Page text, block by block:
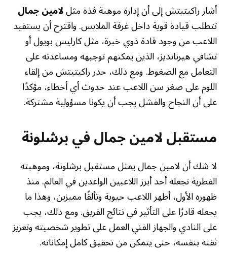
أشار راكيتيتش إلى أن إدارة موهبة فذة مثللامين جمال
تتطلب قيادة قوية داخل غرفة الملابس. واقترح أن يستفيد
اللاعب من وجود قادة ذوي خبرة، مثل كارليس بويول أو
تشافي هيرنانديز، الذين يمكنهم توجيهه ومساعدته على
التعامل مع الضغوط. ومع ذلك، حذر راكيتيتش من إلقاء
اللوم على صغر سن اللاعب عند حدوث أي أخطاء، مؤكدًا
على أن النجاح والفشل يجب أن يكونا مسؤولية مشتركة.
مستقبل لامين جمال في برشلونة
لا شك أن لامين جمال يمثل مستقبل برشلونة، وموهبته
الفطرية تجعله أحد أبرز اللاعبين الواعدين في العالم. منذ
ظهوره الأول، أظهر اللاعب حيوية وتألقًا مميزين، وهذا ما
يجعله قادرًا على التأثير في نتائج الفريق. ومع ذلك، يجب
على النادي والجهاز الفني العمل على تطوير شخصيته وتعزيز
ثقته بنفسه، حتى يتمكن من تحقيق كامل إمكاناته.